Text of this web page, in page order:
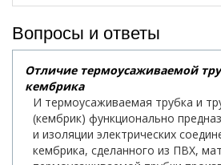
Вопросы и ответы
Отличие термоусаживаемой
кембрика
И термоусаживаемая трубка и
(кембрик) функционально
и изоляции электрических
кембрика, сделанного из ПВХ,